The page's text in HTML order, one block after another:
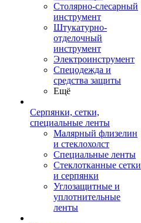
Столярно-слесарный
инструмент
Штукатурно-
отделочный
инструмент
Электроинструмент
Спецодежда и
средства защиты
Ещё
Серпянки, сетки,
специальные ленты
Малярный флизелин
и стеклохолст
Специальные ленты
Стеклотканные сетки
и серпянки
Углозащитные и
уплотнительные
ленты